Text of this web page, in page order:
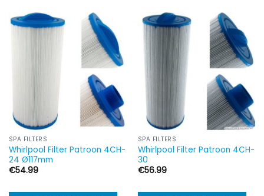
SPA FILTERS
Whirlpool Filter Patroon 4CH-
24 Ø117mm
€54.99
SPA FILTERS
Whirlpool Filter Patroon 4CH-
30
€56.99